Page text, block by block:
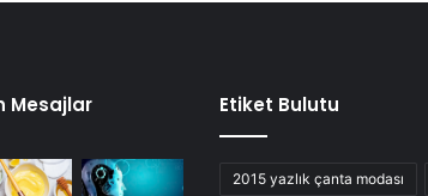
Mesajlar Etiket Bulutu
2015 yazlık çanta modası